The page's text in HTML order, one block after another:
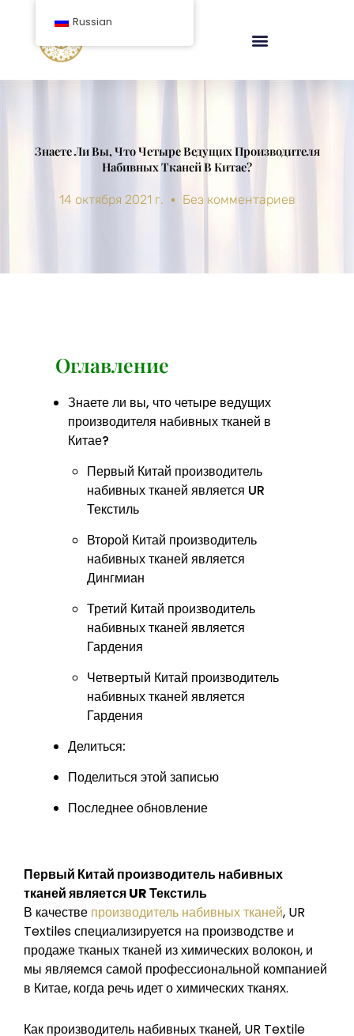
содержанию
Знаете Ли Вы, Что Четыре Ведущих Производителя
Набивных Тканей В Китае?
14 октября 2021 г. Без комментариев
Оглавление
Знаете ли вы, что четыре ведущих
производителя набивных тканей в
Китае?
Первый Китай производитель
набивных тканей является UR
Текстиль
Второй Китай производитель
набивных тканей является
Дингмиан
Третий Китай производитель
набивных тканей является
Гардения
Четвертый Китай производитель
набивных тканей является
Гардения
Делиться:
Поделиться этой записью
Последнее обновление
Первый Китай производитель набивных
тканейявляетсяUR Текстиль
В качестве производитель набивных тканей, UR
Textiles специализируется на производстве и
продаже тканых тканей из химических волокон, и
мы являемся самой профессиональной компанией
в Китае, когда речь идет о химических тканях.
Как производитель набивных тканей, UR Textile
Russian